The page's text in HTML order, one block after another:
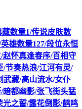
藏数量1/传说皮肤数
雄数量127/段位永恒
赵怀真逢春序/百相守
/节奏热浪/江河有灵/
武藏/高山流水/女仆
暗都幽影/张飞街头猛
光之誓/露花倒影/鹤鸣